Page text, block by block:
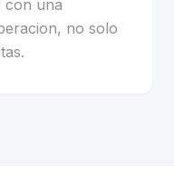
con una
no solo